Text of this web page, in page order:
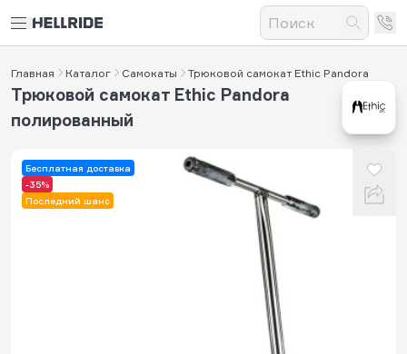
Главная Каталог Самокаты Трюковой самокат Ethic Pandora
Бесплатная доставка
-35%
Последний шанс
Трюковой самокат Ethic Pandora
полированный